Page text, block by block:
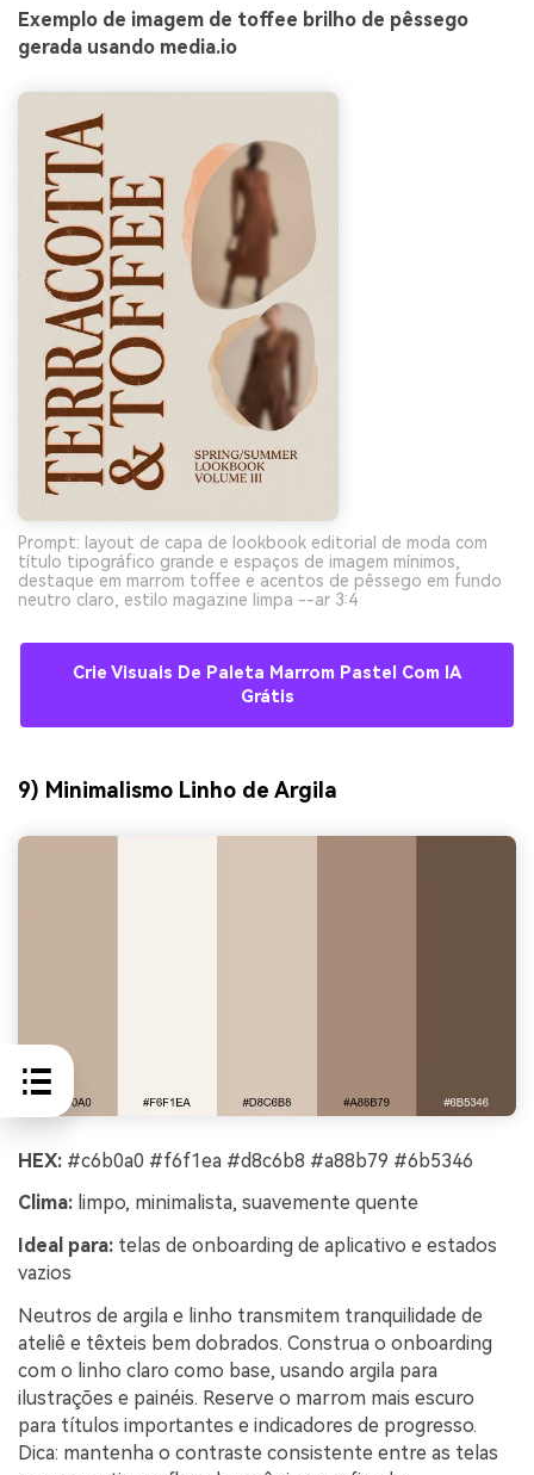
Exemplo de imagem de toffee brilho de pêssego
gerada usando media.io
Prompt: layout de capa de lookbook editorial de moda com
título tipográfico grande e espaços de imagem mínimos,
destaque em marrom toffee e acentos de pêssego em fundo
neutro claro, estilo magazine limpa --ar 3:4
Crie Visuais De Paleta Marrom Pastel Com IA
Grátis
9) Minimalismo Linho de Argila
HEX: #c6b0a0 #f6f1ea #d8c6b8 #a88b79 #6b5346
Clima: limpo, minimalista, suavemente quente
Ideal para: telas de onboarding de aplicativo e estados
vazios
Neutros de argila e linho transmitem tranquilidade de
ateliê e têxteis bem dobrados. Construa o onboarding
com o linho claro como base, usando argila para
ilustrações e painéis. Reserve o marrom mais escuro
para títulos importantes e indicadores de progresso.
Dica: mantenha o contraste consistente entre as telas